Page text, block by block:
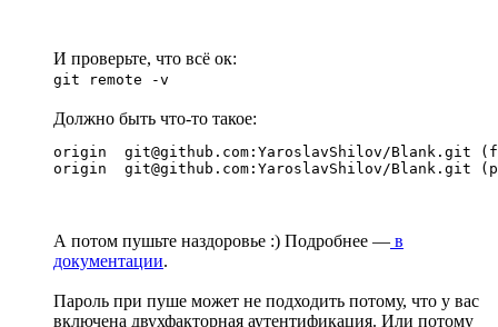
И проверьте, что всё ок:
git remote -v
Должно быть что-то такое:
origin	git@github.com:YaroslavShilov/Blank.git (fetch)
origin	git@github.com:YaroslavShilov/Blank.git
А потом пушьте наздоровье :) Подробнее — в
документации.
Пароль при пуше может не подходить потому, что у вас
включена двухфакторная аутентификация. Или потому